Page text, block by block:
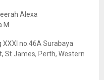
Alexa
M
XXXI no.46A Surabaya
St James, Perth, Western